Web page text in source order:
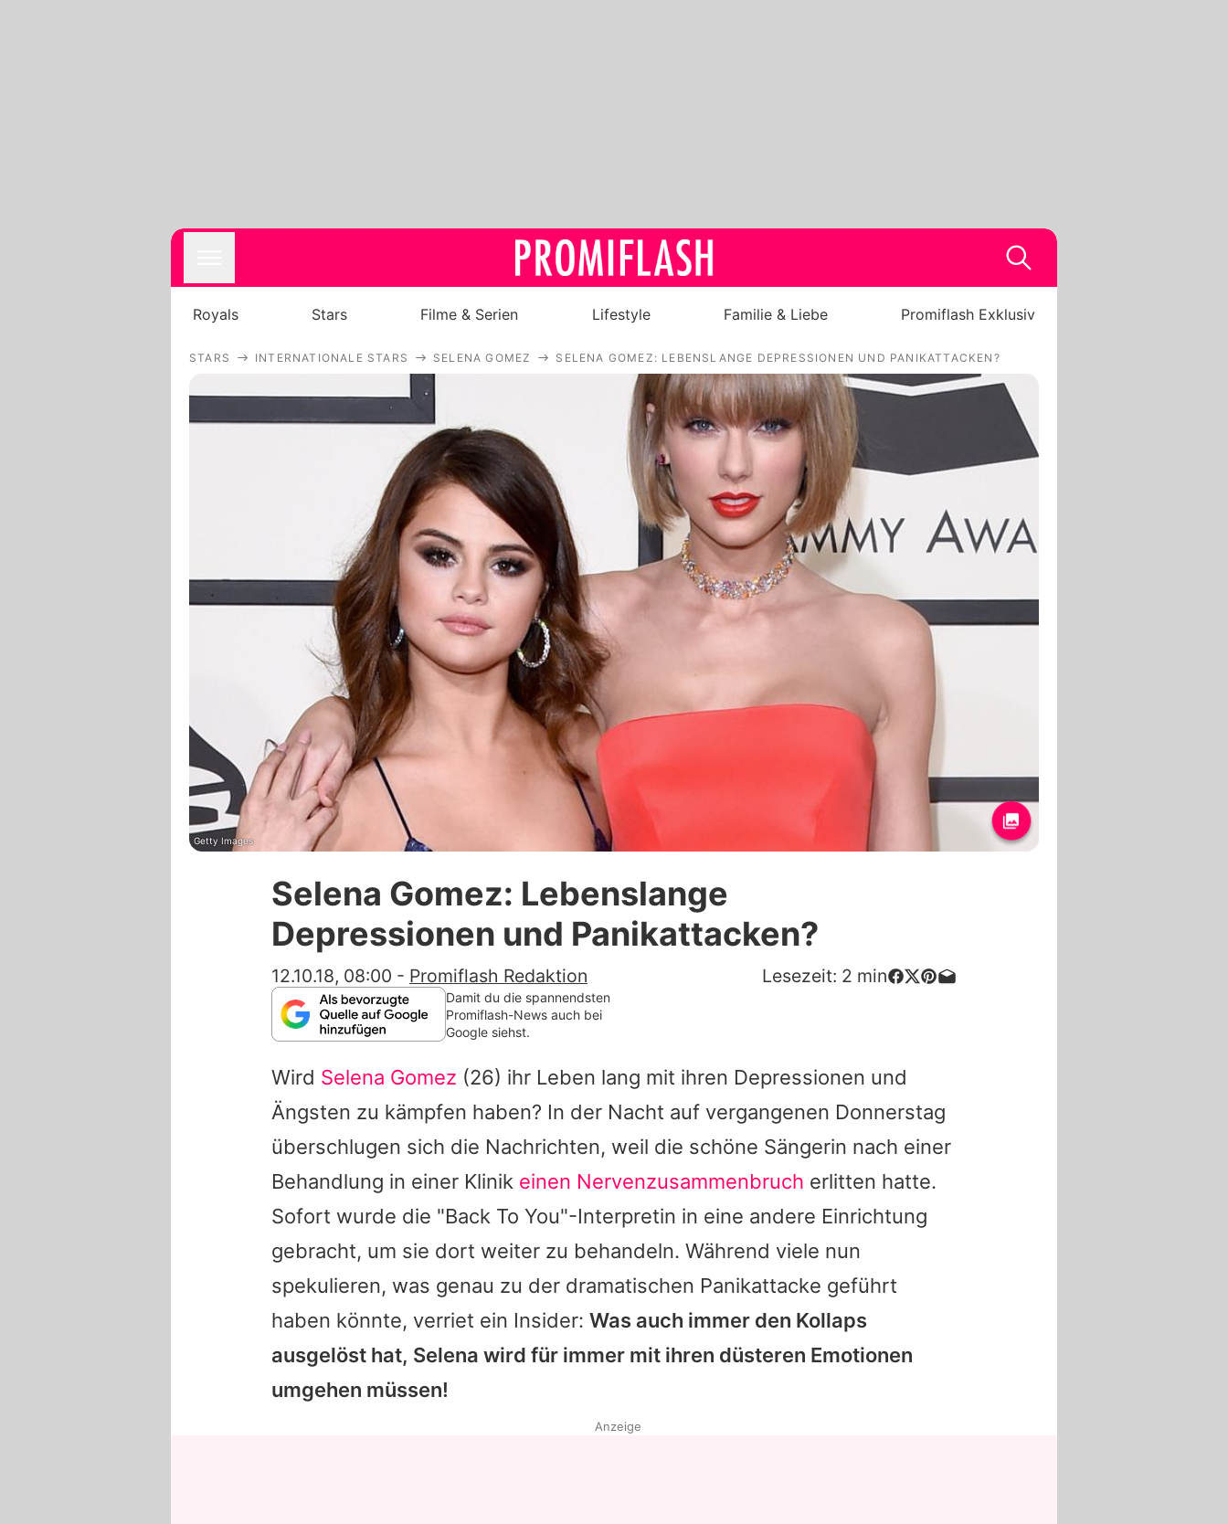
Royals
Stars
Filme & Serien
Lifestyle
Familie & Liebe
Promiflash Exklusiv
Alle Themen auf Promiflash
Jobs
App runterladen
Team
Redaktionelle Richtlinien
Impressum
Datenschutzerklärung
Nutzungsbedingungen
Utiq verwalten
Royals Stars Filme & Serien Lifestyle Familie & Liebe Promiflash Exklusiv
STARS INTERNATIONALE STARS SELENA GOMEZ SELENA GOMEZ: LEBENSLANGE DEPRESSIONEN UND PANIKATTACKEN?
Getty Images
Selena Gomez: Lebenslange
Depressionen und Panikattacken?
12.10.18, 08:00 - Promiflash Redaktion Lesezeit: 2 min
Damit du die spannendsten
Promiflash-News auch bei
Google siehst.
Wird Selena Gomez (26) ihr Leben lang mit ihren Depressionen und
Ängsten zu kämpfen haben? In der Nacht auf vergangenen Donnerstag
überschlugen sich die Nachrichten, weil die schöne Sängerin nach einer
Behandlung in einer Klinik einen Nervenzusammenbruch erlitten hatte.
Sofort wurde die "Back To You"-Interpretin in eine andere Einrichtung
gebracht, um sie dort weiter zu behandeln. Während viele nun
spekulieren, was genau zu der dramatischen Panikattacke geführt
haben könnte, verriet ein Insider: Was auch immer den Kollaps
ausgelöst hat, Selena wird für immer mit ihren düsteren Emotionen
umgehen müssen!
Anzeige